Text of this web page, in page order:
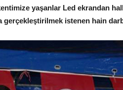
yaşanlar Led ekrandan
gerçekleştirilmek istenen hain